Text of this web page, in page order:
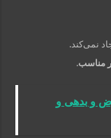
نمی‌کند.
مناسب.
و بدهی و